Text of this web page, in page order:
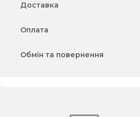
Доставка
Оплата
Обмін та повернення